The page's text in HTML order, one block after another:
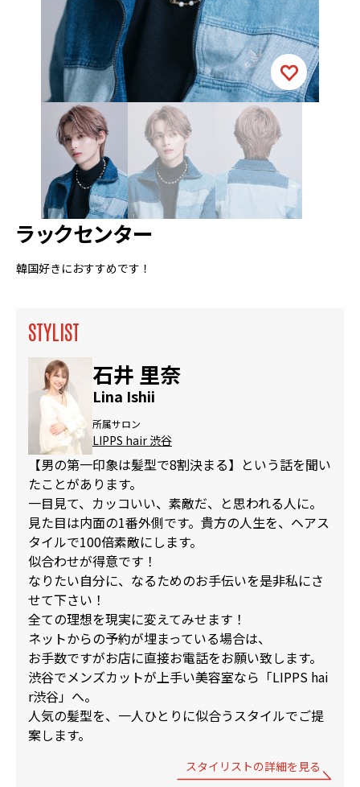
ラックセンター
韓国好きにおすすめです！
STYLIST
石井 里奈
Lina Ishii
所属サロン
LIPPS hair 渋谷
【男の第一印象は髪型で8割決まる】という話を聞い
たことがあります。
一目見て、カッコいい、素敵だ、と思われる人に。
見た目は内面の1番外側です。貴方の人生を、ヘアス
タイルで100倍素敵にします。
似合わせが得意です！
なりたい自分に、なるためのお手伝いを是非私にさ
せて下さい！
全ての理想を現実に変えてみせます！
ネットからの予約が埋まっている場合は、
お手数ですがお店に直接お電話をお願い致します。
渋谷でメンズカットが上手い美容室なら「LIPPS hai
r渋谷」へ。
人気の髪型を、一人ひとりに似合うスタイルでご提
案します。
スタイリストの詳細を見る